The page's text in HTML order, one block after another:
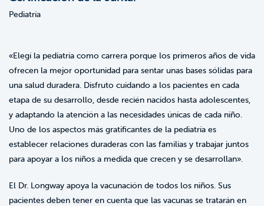
Pediatría
«Elegí la pediatría como carrera porque los primeros años de vida
ofrecen la mejor oportunidad para sentar unas bases sólidas para
una salud duradera. Disfruto cuidando a los pacientes en cada
etapa de su desarrollo, desde recién nacidos hasta adolescentes,
y adaptando la atención a las necesidades únicas de cada niño.
Uno de los aspectos más gratificantes de la pediatría es
establecer relaciones duraderas con las familias y trabajar juntos
para apoyar a los niños a medida que crecen y se desarrollan».
El Dr. Longway apoya la vacunación de todos los niños. Sus
pacientes deben tener en cuenta que las vacunas se tratarán en